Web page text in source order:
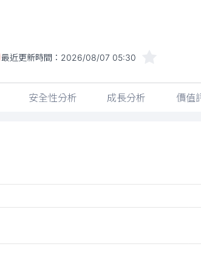
最近更新時間： 2026/08/07 05:30
安全性分析 成長分析 價值